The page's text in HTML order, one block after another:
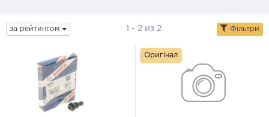
за рейтингом 1 - 2 из 2 Фільтри
Оригінал